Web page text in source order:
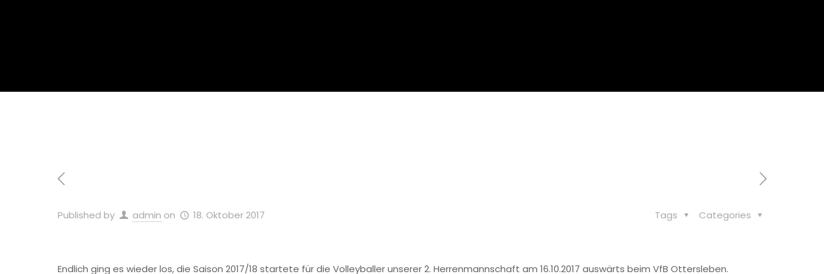
Published by admin on 18. Oktober 2017 Categories
Tags
Endlich ging es wieder los, die Saison 2017/18 startete für die Volleyballer unserer 2. Herrenmannschaft am 16.10.2017 auswärts beim VfB Ottersleben.